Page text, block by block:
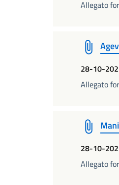
Allegato
28-10-
Allegato
28-10-
Allegato